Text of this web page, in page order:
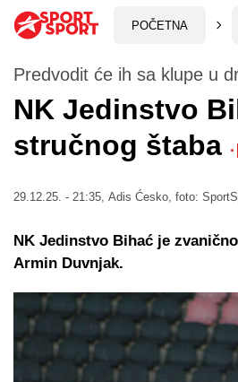
POČETNA
Predvodit će ih sa klupe u
NK Jedinstvo
stručnog štaba ·
29.12.25. - 21:35, Adis Ćesko , foto:
NK Jedinstvo Bihać je
Armin Duvnjak.